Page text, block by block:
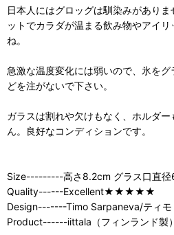
日本人にはグロッグは馴染みがあり
ットでカラダが温まる飲み物やアイ
ね。
急激な温度変化には弱いので、氷を
どを注がないで下さい。
ガラスは割れや欠けもなく、ホルダ
ん。良好なコンディションです。
Size---------高さ8.2cm グラス口直
Quality------Excellent★★★★★
Design-------Timo Sarpaneva/ティモ
Product------iittala（フィンランド製）